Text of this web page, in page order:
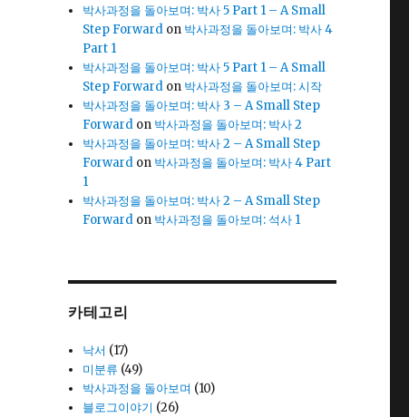
박사과정을 돌아보며: 박사 5 Part 1 – A Small
Step Forward on 박사과정을 돌아보며: 박사 4
Part 1
박사과정을 돌아보며: 박사 5 Part 1 – A Small
Step Forward on 박사과정을 돌아보며: 시작
박사과정을 돌아보며: 박사 3 – A Small Step
Forward on 박사과정을 돌아보며: 박사 2
박사과정을 돌아보며: 박사 2 – A Small Step
Forward on 박사과정을 돌아보며: 박사 4 Part
1
박사과정을 돌아보며: 박사 2 – A Small Step
Forward on 박사과정을 돌아보며: 석사 1
카테고리
낙서 (17)
미분류 (49)
박사과정을 돌아보며 (10)
블로그이야기 (26)